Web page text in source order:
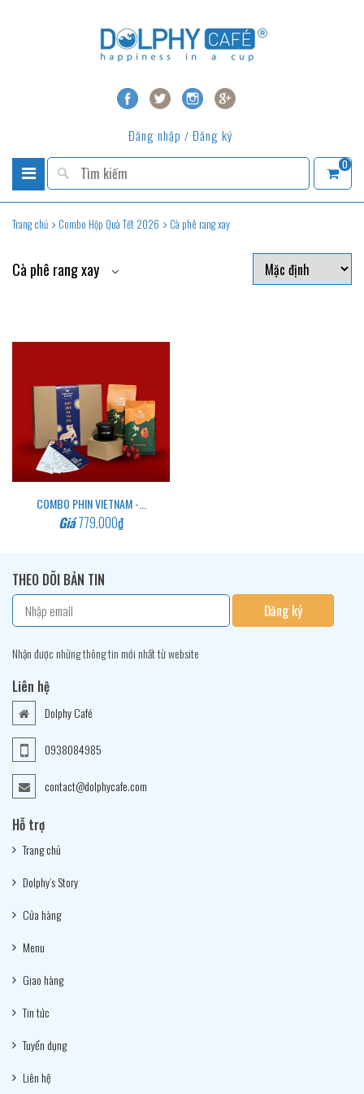
Đăng nhập / Đăng ký
0
Trang chủ Combo Hộp Quà Tết 2026 Cà phê rang xay
Cà phê rang xay
COMBO PHIN VIETNAM -...
Giá779.000₫
THEO DÕI BẢN TIN
Đăng ký
Nhận được những thông tin mới nhất từ website
Liên hệ
Dolphy Café
0938084985
contact@dolphycafe.com
Hỗ trợ
Trang chủ
Dolphy’s Story
Cửa hàng
Menu
Giao hàng
Tin tức
Tuyển dụng
Liên hệ